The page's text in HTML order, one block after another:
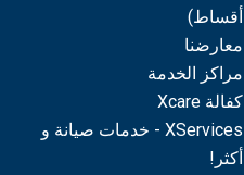
أقساط)
معارضنا
مراكز الخدمة
كفالة Xcare
XServices - خدمات صيانة و
أكثر!